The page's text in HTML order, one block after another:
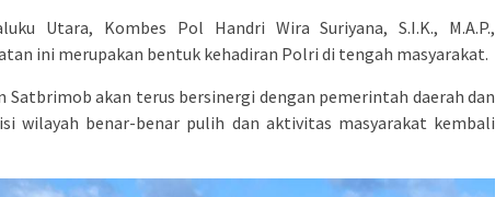
Utara, Kombes Pol Handri Wira Suriyana, S.I.K., M.A.P.,
ini merupakan bentuk kehadiran Polri di tengah masyarakat.
Satbrimob akan terus bersinergi dengan pemerintah daerah dan
wilayah benar-benar pulih dan aktivitas masyarakat kembali